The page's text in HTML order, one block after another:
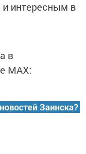
интересным в
в
MАХ:
Заинска?